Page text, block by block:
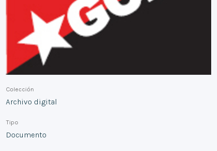
Colección
Archivo digital
Tipo
Documento